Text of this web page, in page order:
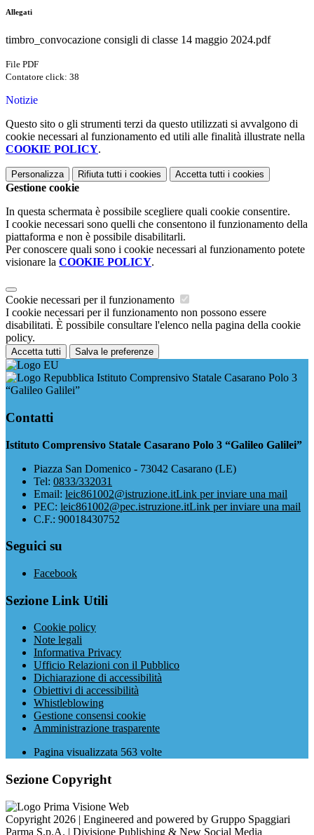
Allegati
timbro_convocazione consigli di classe 14 maggio 2024.pdf
File PDF
Contatore click: 38
Notizie
Questo sito o gli strumenti terzi da questo utilizzati si avvalgono di
cookie necessari al funzionamento ed utili alle finalità illustrate nella
COOKIE POLICY.
Personalizza Rifiuta tutti i cookies Accetta tutti i cookies
Gestione cookie
In questa schermata è possibile scegliere quali cookie consentire.
I cookie necessari sono quelli che consentono il funzionamento della
piattaforma e non è possibile disabilitarli.
Per conoscere quali sono i cookie necessari al funzionamento potete
visionare la COOKIE POLICY.
Cookie necessari per il funzionamento
I cookie necessari per il funzionamento non possono essere
disabilitati. È possibile consultare l'elenco nella pagina della cookie
policy.
Accetta tutti Salva le preferenze
Istituto Comprensivo Statale Casarano Polo 3
“Galileo Galilei”
Contatti
Istituto Comprensivo Statale Casarano Polo 3 “Galileo Galilei”
Piazza San Domenico - 73042 Casarano (LE)
Tel: 0833/332031
Email: leic861002@istruzione.itLink per inviare una mail
PEC: leic861002@pec.istruzione.itLink per inviare una mail
C.F.: 90018430752
Seguici su
Facebook
Sezione Link Utili
Cookie policy
Note legali
Informativa Privacy
Ufficio Relazioni con il Pubblico
Dichiarazione di accessibilità
Obiettivi di accessibilità
Whistleblowing
Gestione consensi cookie
Amministrazione trasparente
Pagina visualizzata 563 volte
Sezione Copyright
Copyright 2026 | Engineered and powered by Gruppo Spaggiari
Parma S.p.A. | Divisione Publishing & New Social Media